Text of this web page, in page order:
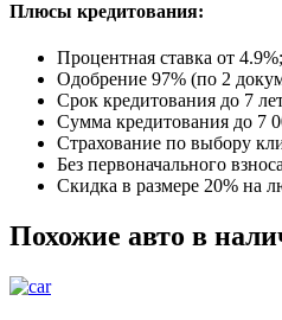
Плюсы кредитования:
Процентная ставка от 4.9%;
Одобрение 97% (по 2
Срок кредитования до 7
Сумма кредитования до 7
Страхование по выбору
Без первоначального
Скидка в размере 20% на
Похожие авто в